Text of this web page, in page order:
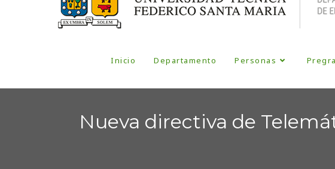
Inicio Departamento Personas
Nueva directiva de